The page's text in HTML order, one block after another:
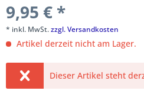
9,95 € *
* inkl. MwSt.zzgl. Versandkosten
Artikel derzeit nicht am Lager.
Dieser Artikel steht